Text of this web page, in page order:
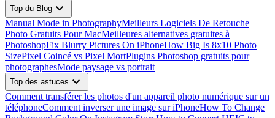
Top du Blog expand_more
Manual Mode in PhotographyMeilleurs Logiciels De Retouche
Photo Gratuits Pour MacMeilleures alternatives gratuites à
PhotoshopFix Blurry Pictures On iPhoneHow Big Is 8x10 Photo
SizePixel Coincé vs Pixel MortPlugins Photoshop gratuits pour
photographesMode paysage vs portrait
Top des astuces expand_more
Comment transférer les photos d'un appareil photo numérique sur un
téléphoneComment inverser une image sur iPhoneHow To Change